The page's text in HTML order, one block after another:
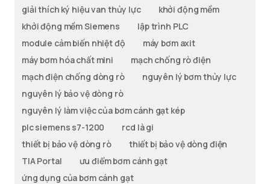
giải thích ký hiệu van thủy lực
khởi động mềm
khởi động mềm Siemens
lập trình PLC
module cảm biến nhiệt độ
máy bơm axit
máy bơm hóa chất mini
mạch chống rò điện
mạch điện chống dòng rò
nguyên lý bơm thủy lực
nguyên lý bảo vệ dòng rò
nguyên lý làm việc của bơm cánh gạt kép
plc siemens s7-1200
rcd là gi
thiết bị bảo vệ dòng rò
thiết bị bảo vệ dòng điện
TIA Portal
ưu điểm bơm cánh gạt
ứng dụng của bơm cánh gạt